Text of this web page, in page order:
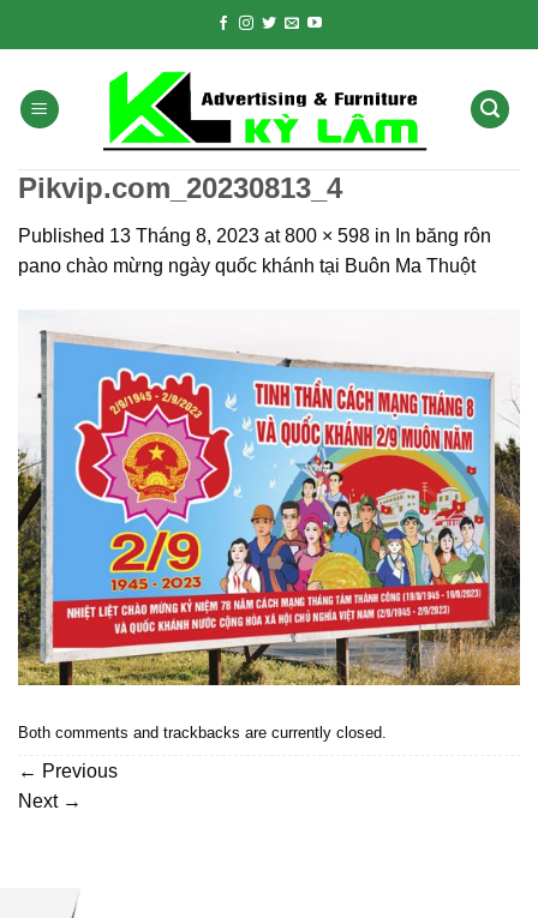
Pikvip.com_20230813_4
Published 13 Tháng 8, 2023 at800 × 598 in In băng rôn
pano chào mừng ngày quốc khánh tại Buôn Ma Thuột
Both comments and trackbacks are currently closed.
← Previous
Next →